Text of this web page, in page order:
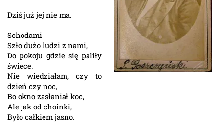
Dziś już jej nie ma.
Schodami
Szło dużo ludzi z nami,
Do pokoju gdzie się paliły
świece.
Nie wiedziałam, czy to
dzień czy noc,
Bo okno zasłaniał koc,
Ale jak od choinki,
Było całkiem jasno.